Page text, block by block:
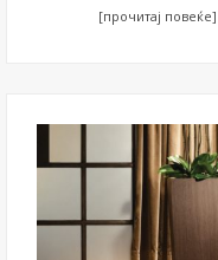
[прочитај повеќе]